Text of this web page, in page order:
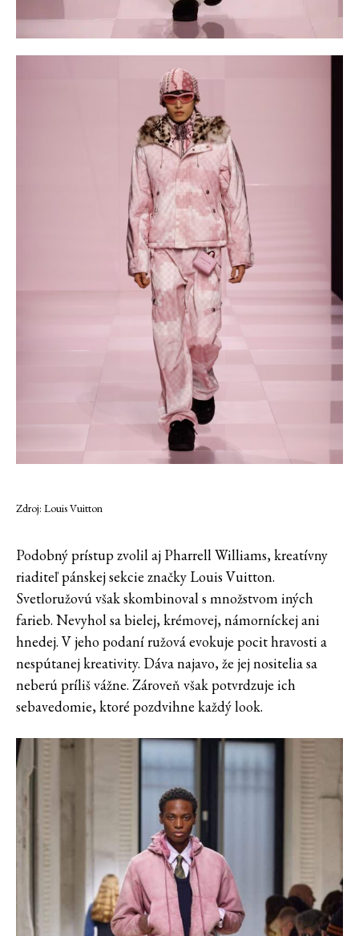
Zdroj: Louis Vuitton
Podobný prístup zvolil aj Pharrell Williams, kreatívny
riaditeľ pánskej sekcie značky Louis Vuitton.
Svetloružovú však skombinoval s množstvom iných
farieb. Nevyhol sa bielej, krémovej, námorníckej ani
hnedej. V jeho podaní ružová evokuje pocit hravosti a
nespútanej kreativity. Dáva najavo, že jej nositelia sa
neberú príliš vážne. Zároveň však potvrdzuje ich
sebavedomie, ktoré pozdvihne každý look.